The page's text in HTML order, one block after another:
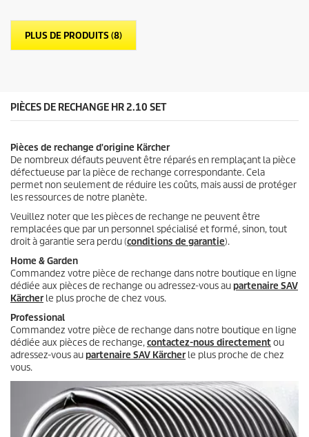
r
o
d
l
e
PLUS DE PRODUITS (8)
PIÈCES DE RECHANGE HR 2.10 SET
Pièces de rechange d'origine Kärcher
De nombreux défauts peuvent être réparés en remplaçant la pièce
défectueuse par la pièce de rechange correspondante. Cela
permet non seulement de réduire les coûts, mais aussi de protéger
les ressources de notre planète.
Veuillez noter que les pièces de rechange ne peuvent être
remplacées que par un personnel spécialisé et formé, sinon, tout
droit à garantie sera perdu (conditions de garantie).
Home & Garden
Commandez votre pièce de rechange dans notre boutique en ligne
dédiée aux pièces de rechange ou adressez-vous aupartenaire SAV
Kärcherle plus proche de chez vous.
Professional
Commandez votre pièce de rechange dans notre boutique en ligne
dédiée aux pièces de rechange,contactez-nous directementou
adressez-vous aupartenaire SAV Kärcherle plus proche de chez
vous.